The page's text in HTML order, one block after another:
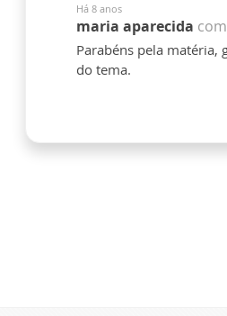
Há 8 anos
maria aparecida
Parabéns pela matéria,
do tema.